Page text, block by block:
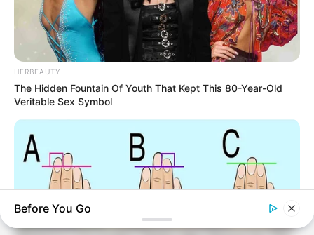
HERBEAUTY
The Hidden Fountain Of Youth That Kept This 80-Year-Old
Veritable Sex Symbol
Before You Go